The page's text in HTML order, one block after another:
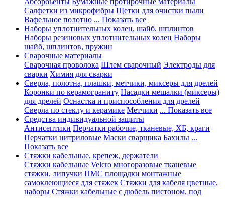
Салфетки из микрофибры Щетки для очистки пыли
Вафельное полотно ... Показать все
Наборы уплотнительных колец, шайб, шплинтов
Наборы резиновых уплотнительных колец Наборы
шайб, шплинтов, пружин
Сварочные материалы
Сварочная проволока Шлем сварочный Электроды для
сварки Химия для сварки
Сверла, полотна, плашки, метчики, миксеры для дрелей
Коронки по керамограниту Насадки мешалки (миксеры)
для дрелей Оснастка и приспособления для дрелей
Сверла по стеклу и керамике Метчики ... Показать все
Средства индивидуальной защиты
Антисептики Перчатки рабочие, тканевые, ХБ, краги
Перчатки нитриловые Маски сварщика Бахилы ...
Показать все
Стяжки кабельные, крепеж, держатели
Стяжки кабельные Velcro многоразовые тканевые
стяжки, липучки ПМС площадки монтажные
самоклеющиеся для стяжек Стяжки для кабеля цветные,
наборы Стяжки кабельные с дюбель пистоном, под